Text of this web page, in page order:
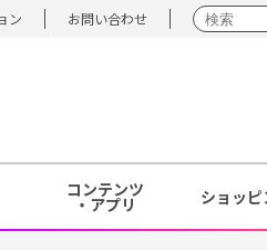
ン お問い合わせ
コンテンツ
・アプリ ショッピ